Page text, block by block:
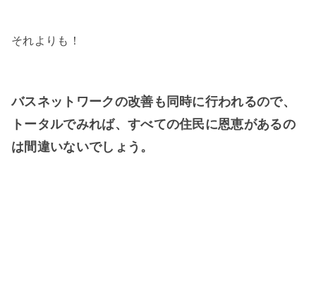
それよりも！
バスネットワークの改善も同時に行われるので、
トータルでみれば、すべての住民に恩恵があるの
は間違いないでしょう。